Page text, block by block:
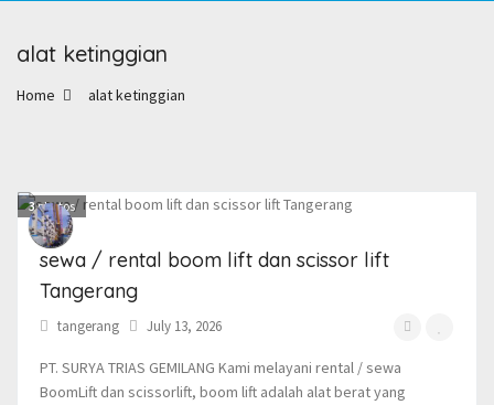
alat ketinggian
Home alat ketinggian
3photos
sewa / rental boom lift dan scissor lift
Tangerang
tangerang July 13, 2026
PT. SURYA TRIAS GEMILANG Kami melayani rental / sewa
BoomLift dan scissorlift, boom lift adalah alat berat yang